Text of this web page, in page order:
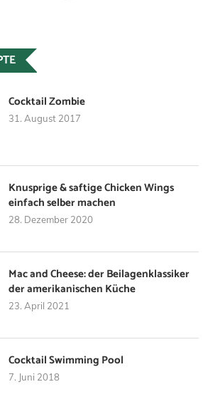
Cocktail Zombie
31. August 2017
Knusprige & saftige Chicken Wings
einfach selber machen
28. Dezember 2020
Mac and Cheese: der Beilagenklassiker
der amerikanischen Küche
23. April 2021
Cocktail Swimming Pool
7. Juni 2018